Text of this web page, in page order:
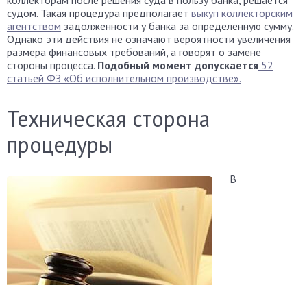
судом. Такая процедура предполагает выкуп коллекторским
агентством задолженности у банка за определенную сумму.
Однако эти действия не означают вероятности увеличения
размера финансовых требований, а говорят о замене
стороны процесса. Подобный момент допускается 52
статьей ФЗ «Об исполнительном производстве».
Техническая сторона
процедуры
В